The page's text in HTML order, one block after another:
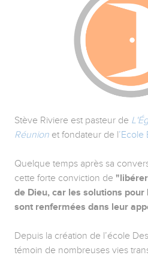
Stève Riviere est pasteur de
Réunion et fondateur de l
Quelque temps après sa
cette forte conviction de
de Dieu, car les solutions
sont renfermées dans leur
Depuis la création de l’école
témoin de nombreuses vies